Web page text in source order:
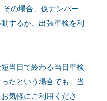
の場合、仮ナンバー
するか、出張車検を利
当日で終わる当日車検
たという場合でも、当
気軽にご利用くださ